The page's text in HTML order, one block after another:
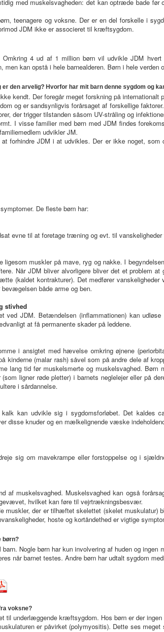
med muskelsvagheden: det kan optræde bade
teenagere og voksne. Der er en del forskelle i
JDM ikke er associeret til kræftsygdom.
4 ud af 1 million børn vil udvikle JDM hvert
men kan opstå i hele barnealderen. Børn i hele
den arvelig? Hvorfor har mit barn denne sygdom og
kendt. Der foregår meget forskning på internationalt
og er sandsynligvis forårsaget af forskellige
der trigger tilstanden såsom UV-stråling og
I visse familier med børn med JDM findes
udvikler JM.
forhindre JDM i at udvikles. Der er ikke noget,
De fleste børn har:
evne til at foretage træning og evt. til vanskeligheder
muskler på mave, ryg og nakke. I
Når JDM bliver alvorligere bliver det et problem
(kaldet kontrakturer). Det medfører
både arme og ben.
stivhed
ved JDM. Betændelsen (inflammationen) kan
at få permanente skader på leddene.
i ansigtet med hævelse omkring øjnene
kinderne (malar rash) såvel som på andre dele af
lang tid før muskelsmerte og muskelsvaghed.
ligner røde pletter) i barnets neglelejer eller på
i sårdannelse.
kalk kan udvikle sig i sygdomsforløbet. Det kaldes
disse knuder og en mælkelignende væske
sig om mavekrampe eller forstoppelse og i
af muskelsvaghed. Muskelsvaghed kan også
hvilket kan føre til vejrtrækningsbesvær.
der er tilhæftet skelettet (skelet muskulatur)
hoste og kortåndethed er vigtige
børn?
Nogle børn har kun involvering af huden og
når barnet testes. Andre børn har udtalt sygdom
voksne?
til underlæggende kræftsygdom. Hos børn er der
er påvirket (polymyositis). Dette ses